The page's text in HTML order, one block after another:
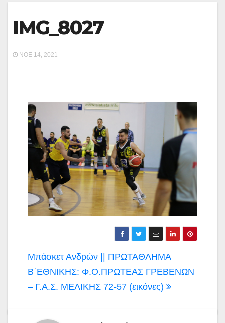
IMG_8027
ΝΟΈ 14, 2021
Πλοήγηση
άρθρων
Μπάσκετ Ανδρών || ΠΡΩΤΑΘΛΗΜΑ
Β΄ΕΘΝΙΚΗΣ: Φ.Ο.ΠΡΩΤΕΑΣ ΓΡΕΒΕΝΩΝ
– Γ.Α.Σ. ΜΕΛΙΚΗΣ 72-57 (εικόνες)